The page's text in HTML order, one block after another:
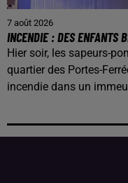
7 août 2026
INCENDIE : DES ENFANTS
Hier soir, les sapeurs-
quartier des Portes-
incendie dans un